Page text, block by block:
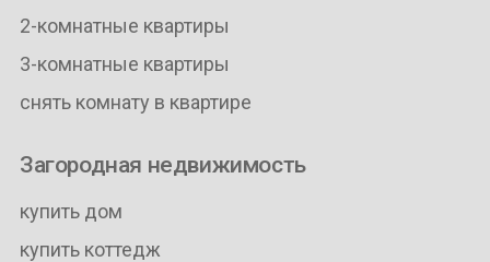
2-комнатные квартиры
3-комнатные квартиры
снять комнату в квартире
Загородная недвижимость
купить дом
купить коттедж